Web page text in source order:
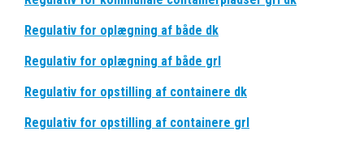
Regulativ for oplægning af både dk
Regulativ for oplægning af både grl
Regulativ for opstilling af containere dk
Regulativ for opstilling af containere grl